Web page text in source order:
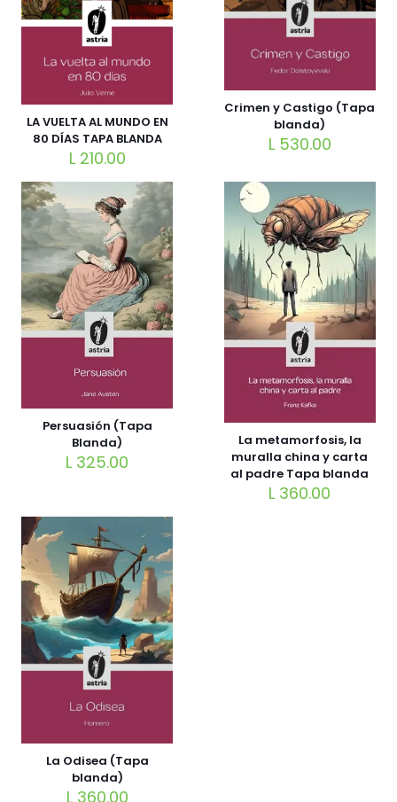
LA VUELTA AL MUNDO EN
80 DÍAS TAPA BLANDA
L210.00
Crimen y Castigo (Tapa
blanda)
L530.00
Persuasión (Tapa
Blanda)
L 325.00
La metamorfosis, la
muralla china y carta
al padre Tapa blanda
L 360.00
La Odisea (Tapa
blanda)
L360.00